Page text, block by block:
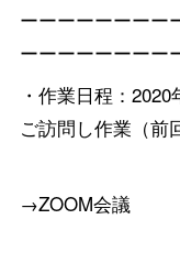
ーーーーーーーー
ーーーーーーーー
・作業日程：
ご訪問し作業（前
10月9日
→ZOOM会議
11月18日